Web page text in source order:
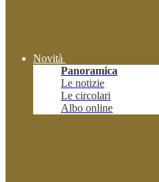
Novità
Panoramica
Le notizie
Le circolari
Albo online